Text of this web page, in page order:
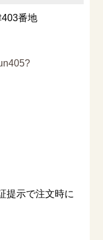
番地
提示で注文時に